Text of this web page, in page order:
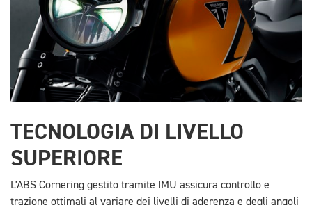
TECNOLOGIA DI LIVELLO
SUPERIORE
L'ABS Cornering gestito tramite IMU assicura controllo e
trazione ottimali al variare dei livelli di aderenza e degli angoli